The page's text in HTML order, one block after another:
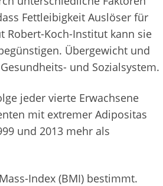
Fettleibigkeit Auslöser für
Robert-Koch-Institut kann sie
Übergewicht und
und Sozialsystem.
jeder vierte Erwachsene
mit extremer Adipositas
und 2013 mehr als
Index (BMI) bestimmt.